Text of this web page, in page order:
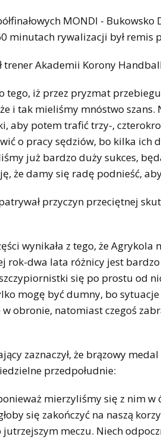
MONDI -
minutach rywalizacji był remis
trener Akademii Korony
iż przez pryzmat
i tak mieliśmy mnóstwo szans.
aby potem trafić trzy-,
o pracy sędziów, bo kilka ich
już bardzo duży sukces,
że damy się radę podnieść,
przyczyn przeciętnej
wynikała z tego, że
rok-dwa lata różnicy jest
się po prostu od
mogę być dumny, bo
obronie, natomiast czegoś
zaznaczył, że brązowy
przedpołudnie:
mierzyliśmy się z nim
się zakończyć na naszą
meczu. Niech